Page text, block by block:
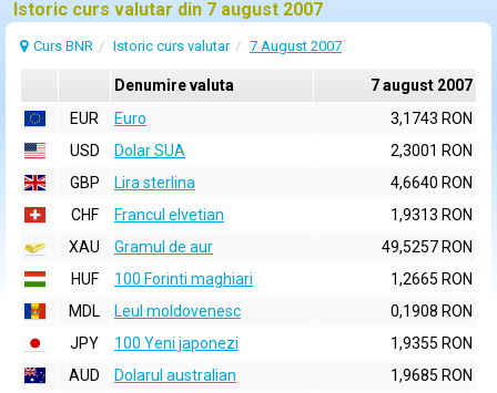
Istoric curs valutar din 7 august 2007
Curs BNR Istoric curs valutar 7 August 2007
Denumire valuta
7 august 2007
EUR
Euro
3,1743 RON
USD
Dolar SUA
2,3001 RON
GBP
Lira sterlina
4,6640 RON
CHF
Francul elvetian
1,9313 RON
XAU
Gramul de aur
49,5257 RON
HUF
100 Forinti maghiari
1,2665 RON
MDL
Leul moldovenesc
0,1908 RON
JPY
100 Yeni japonezi
1,9355 RON
AUD
Dolarul australian
1,9685 RON